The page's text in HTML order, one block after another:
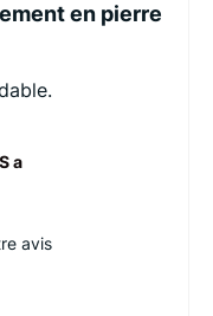
en pierre
a
avis